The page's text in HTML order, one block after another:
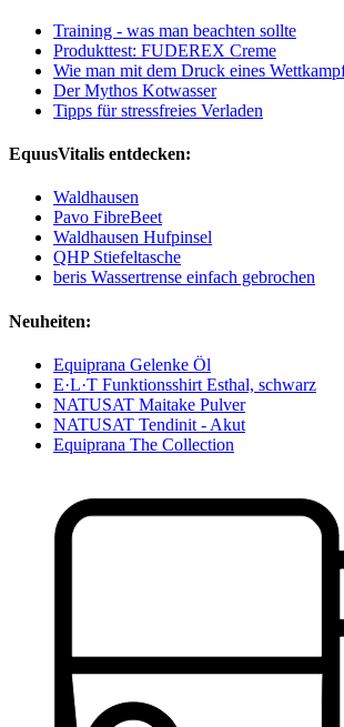
Training - was man beachten sollte
Produkttest: FUDEREX Creme
Wie man mit dem Druck eines
Der Mythos Kotwasser
Tipps für stressfreies Verladen
EquusVitalis entdecken:
Waldhausen
Pavo FibreBeet
Waldhausen Hufpinsel
QHP Stiefeltasche
beris Wassertrense einfach gebrochen
Neuheiten:
Equiprana Gelenke Öl
E·L·T Funktionsshirt Esthal, schwarz
NATUSAT Maitake Pulver
NATUSAT Tendinit - Akut
Equiprana The Collection